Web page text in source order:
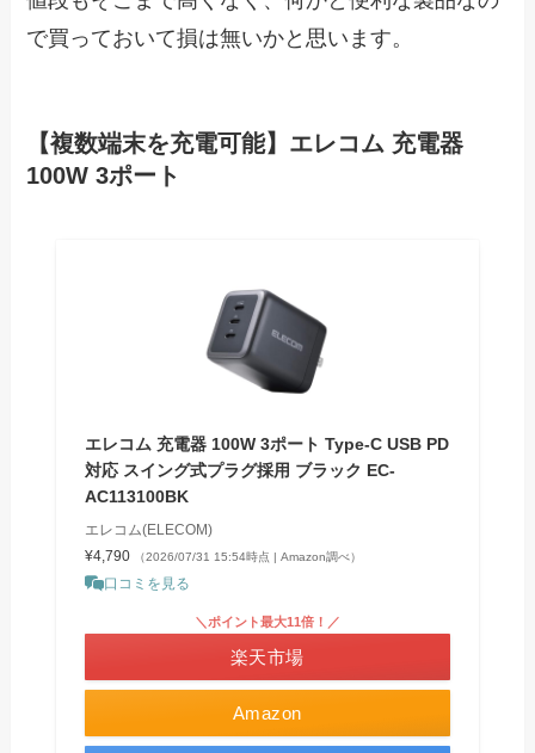
で買っておいて損は無いかと思います。
【複数端末を充電可能】エレコム 充電器
100W 3ポート
エレコム 充電器 100W 3ポート Type-C USB PD
対応 スイング式プラグ採用 ブラック EC-
AC113100BK
エレコム(ELECOM)
¥4,790
（2026/07/31 15:54時点 | Amazon調べ）
口コミを見る
Amazon
＼ポイント最大11倍！／
楽天市場